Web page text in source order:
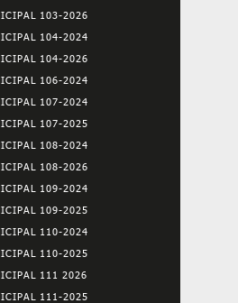
103-2026
104-2024
104-2026
106-2024
107-2024
107-2025
108-2024
108-2026
109-2024
109-2025
110-2024
110-2025
111 2026
111-2025